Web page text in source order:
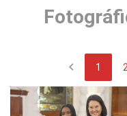
chevron_left 1 2